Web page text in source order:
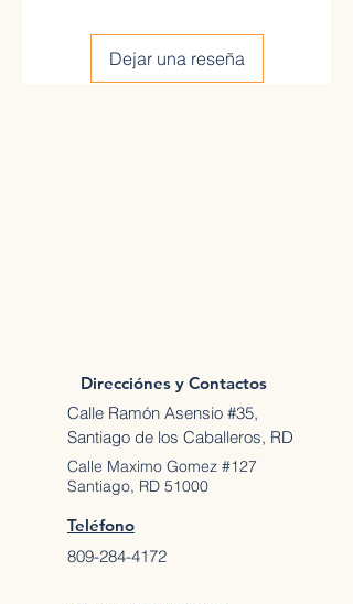
Dejar una reseña
Direcciónes y Contactos
Calle Ramón Asensio #35,
Santiago de los Caballeros, RD
Calle Maximo Gomez #127
Santiago, RD 51000
Teléfono
809-284-4172